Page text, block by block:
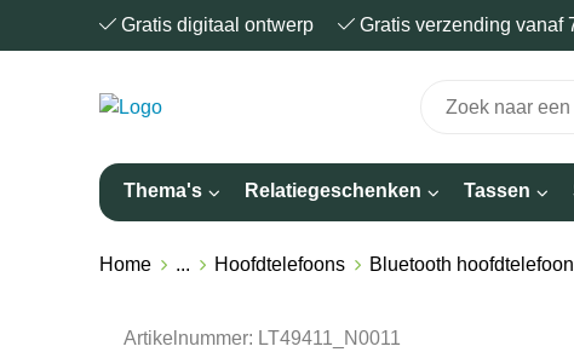
Gratis digitaal ontwerp Gratis verzending
Thema's Relatiegeschenken Tassen
Home ... Hoofdtelefoons Bluetooth
Artikelnummer: LT49411_N0011